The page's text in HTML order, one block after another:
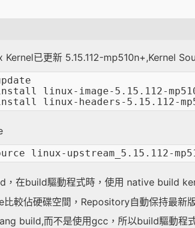
已更新 5.15.112-mp510n+,Kernel
linux-image-5.15.112-
，在build驅動程式時，使用 native build
比較佔硬碟空間，Repository自動保持最新
build,而不是使用gcc，所以build驅動程